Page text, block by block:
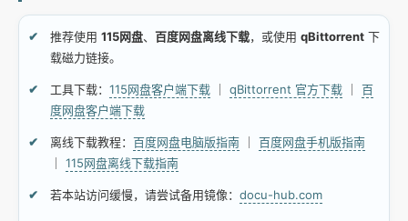
推荐使用 115网盘、 百度网盘离线下载，或使用 qBittorrent 下
载磁力链接。
工具下载： 115网盘客户端下载 qBittorrent 官方下载
百
度网盘客户端下载
离线下载教程： 百度网盘电脑版指南
百度网盘手机版指南
115网盘离线下载指南
若本站访问缓慢，请尝试备用镜像： docu-hub.com